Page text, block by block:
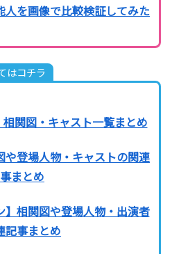
を画像で比較検証してみた
はコチラ
相関図・キャスト一覧まとめ
や登場人物・キャストの関連
まとめ
】相関図や登場人物・出演者
記事まとめ